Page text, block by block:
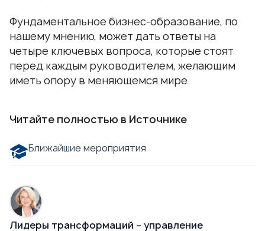
Фундаментальное бизнес-образование, по
нашему мнению, может дать ответы на
четыре ключевых вопроса, которые стоят
перед каждым руководителем, желающим
иметь опору в меняющемся мире.
Читайте полностью в Источнике
Ближайшие мероприятия
Лидеры трансформаций – управление